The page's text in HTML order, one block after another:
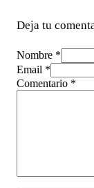
Deja tu
Nombre *
Email *
Comentario *